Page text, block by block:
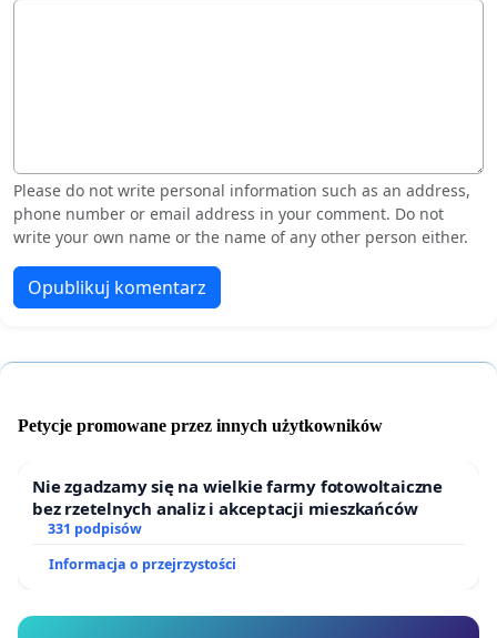
Please do not write personal information such as an address,
phone number or email address in your comment. Do not
write your own name or the name of any other person either.
Opublikuj komentarz
Petycje promowane przez innych użytkowników
Nie zgadzamy się na wielkie farmy fotowoltaiczne
bez rzetelnych analiz i akceptacji mieszkańców
331 podpisów
Informacja o przejrzystości